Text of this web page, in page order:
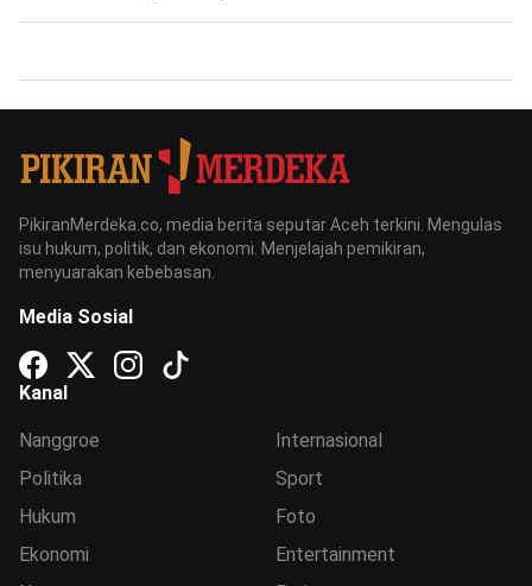
PikiranMerdeka.co, media berita seputar Aceh terkini. Mengulas
isu hukum, politik, dan ekonomi. Menjelajah pemikiran,
menyuarakan kebebasan.
Media Sosial
Kanal
Nanggroe
Politika
Hukum
Ekonomi
Internasional
Sport
Foto
Entertainment